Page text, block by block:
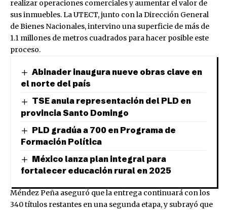
realizar operaciones comerciales y aumentar el valor de
sus inmuebles. La UTECT, junto con la Dirección General
de Bienes Nacionales, intervino una superficie de más de
1.1 millones de metros cuadrados para hacer posible este
proceso.
Abinader inaugura nueve obras clave en
el norte del país
TSE anula representación del PLD en
provincia Santo Domingo
PLD gradúa a 700 en Programa de
Formación Política
México lanza plan integral para
fortalecer educación rural en 2025
Méndez Peña aseguró que la entrega continuará con los
340 títulos restantes en una segunda etapa, y subrayó que